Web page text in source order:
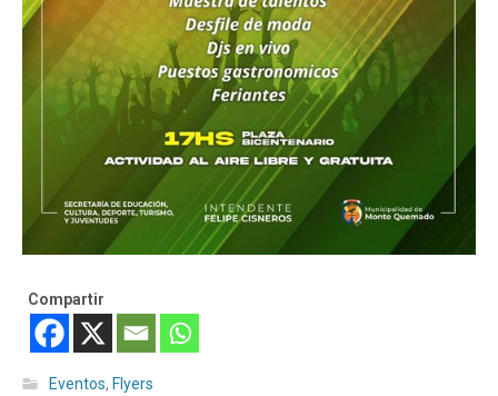
Compartir
Eventos, Flyers